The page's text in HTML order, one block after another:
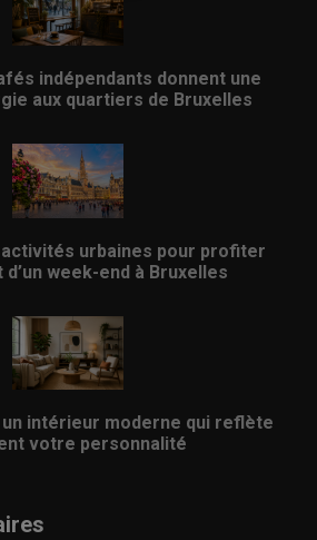
indépendants donnent une
aux quartiers de Bruxelles
urbaines pour profiter
week-end à Bruxelles
intérieur moderne qui reflète
votre personnalité